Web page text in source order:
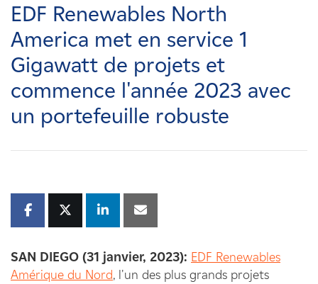
Contactez-nous
Affiliés
EDF Renewables North
America met en service 1
Gigawatt de projets et
commence l'année 2023 avec
un portefeuille robuste
SAN DIEGO (31 janvier, 2023): EDF Renewables
Amérique du Nord, l'un des plus grands projets